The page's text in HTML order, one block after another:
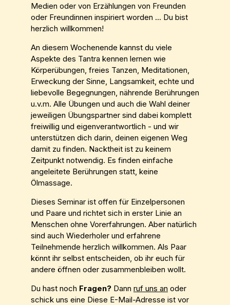
Medien oder von Erzählungen von Freunden
oder Freundinnen inspiriert worden ... Du bist
herzlich willkommen!
An diesem Wochenende kannst du viele
Aspekte des Tantra kennen lernen wie
Körperübungen, freies Tanzen, Meditationen,
Erweckung der Sinne, Langsamkeit, echte und
liebevolle Begegnungen, nährende Berührungen
u.v.m. Alle Übungen und auch die Wahl deiner
jeweiligen Übungspartner sind dabei komplett
freiwillig und eigenverantwortlich - und wir
unterstützen dich darin, deinen eigenen Weg
damit zu finden. Nacktheit ist zu keinem
Zeitpunkt notwendig. Es finden einfache
angeleitete Berührungen statt, keine
Ölmassage.
Dieses Seminar ist offen für Einzelpersonen
und Paare und richtet sich in erster Linie an
Menschen ohne Vorerfahrungen. Aber natürlich
sind auch Wiederholer und erfahrene
Teilnehmende herzlich willkommen. Als Paar
könnt ihr selbst entscheiden, ob ihr euch für
andere öffnen oder zusammenbleiben wollt.
Du hast noch Fragen? Dann ruf uns an oder
schick uns eine Diese E-Mail-Adresse ist vor